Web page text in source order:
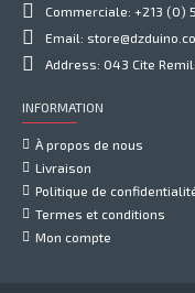
Commerciale: +213 (0)
Email:
Address: 043 Cite
INFORMATION
À propos de nous
Livraison
Politique de
Termes et conditions
Mon compte